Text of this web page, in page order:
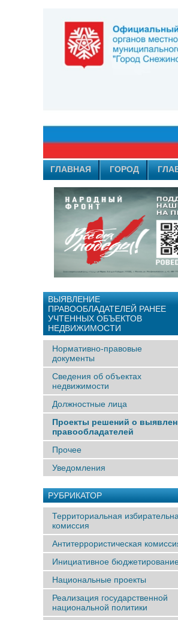
ГЛАВНАЯ ГОРОД
ВЫЯВЛЕНИЕ
ПРАВООБЛАДАТЕЛЕЙ РАНЕЕ
УЧТЕННЫX ОБЪЕКТОВ
НЕДВИЖИМОСТИ
Нормативно-правовые
документы
Сведения об объектах
недвижимости
Должностные лица
Проекты решений о
правообладателей
Прочее
Уведомления
РУБРИКАТОР
Территориальная
комиссия
Антитеррористическая
Инициативное
Национальные проекты
Реализация государственной
национальной политики